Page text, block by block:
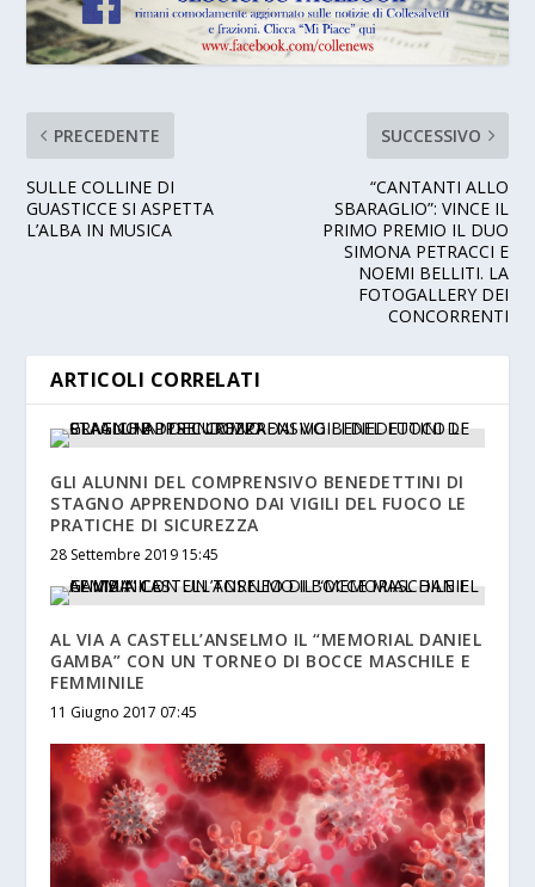
PRECEDENTE
SULLE COLLINE DI
GUASTICCE SI ASPETTA
L’ALBA IN MUSICA
SUCCESSIVO
“CANTANTI ALLO
SBARAGLIO”: VINCE IL
PRIMO PREMIO IL DUO
SIMONA PETRACCI E
NOEMI BELLITI. LA
FOTOGALLERY DEI
CONCORRENTI
ARTICOLI CORRELATI
GLI ALUNNI DEL COMPRENSIVO BENEDETTINI DI
STAGNO APPRENDONO DAI VIGILI DEL FUOCO LE
PRATICHE DI SICUREZZA
28 Settembre 2019 15:45
AL VIA A CASTELL’ANSELMO IL “MEMORIAL DANIEL
GAMBA” CON UN TORNEO DI BOCCE MASCHILE E
FEMMINILE
11 Giugno 2017 07:45